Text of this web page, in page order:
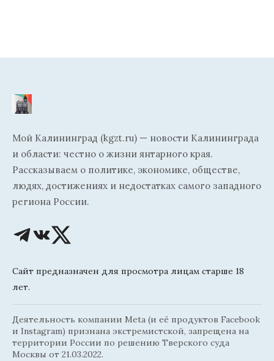
Мой Калининград (kgzt.ru) — новости Калининграда
и области: честно о жизни янтарного края.
Рассказываем о политике, экономике, обществе,
людях, достижениях и недостатках самого западного
региона России.
Сайт предназначен для просмотра лицам старше 18
лет.
Деятельность компании Meta (и её продуктов Facebook
и Instagram) признана экстремистской, запрещена на
территории России по решению Тверского суда
Москвы от 21.03.2022.